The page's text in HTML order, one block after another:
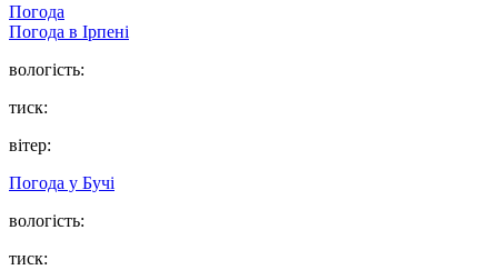
Погода
Погода в Ірпені
вологість:
тиск:
вітер:
Погода у Бучі
вологість:
тиск: